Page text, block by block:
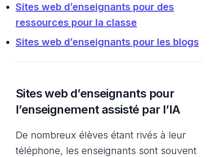
Sites web d’enseignants pour des
ressources pour la classe
Sites web d’enseignants pour les blogs
Sites web d’enseignants pour
l’enseignement assisté par l’IA
De nombreux élèves étant rivés à leur
téléphone, les enseignants sont souvent